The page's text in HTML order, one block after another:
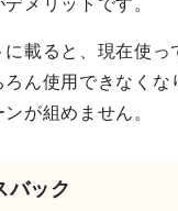
デメリットです。
に載ると、現在使っ
ろん使用できなく
が組めません。
ック